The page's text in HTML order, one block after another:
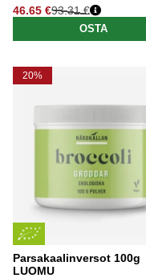
46.65 €
Normaali hinta
93.31 €
OSTA
20%
Parsakaalinversot 100g
LUOMU